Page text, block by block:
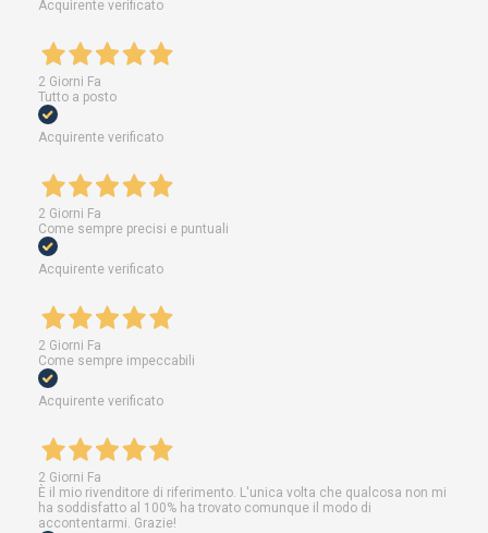
Acquirente verificato
2 Giorni Fa
Tutto a posto
Acquirente verificato
2 Giorni Fa
Come sempre precisi e puntuali
Acquirente verificato
2 Giorni Fa
Come sempre impeccabili
Acquirente verificato
2 Giorni Fa
È il mio rivenditore di riferimento. L'unica volta che qualcosa non mi
ha soddisfatto al 100% ha trovato comunque il modo di
accontentarmi. Grazie!